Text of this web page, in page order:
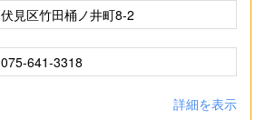
伏見区竹田桶ノ井町8-2
075-641-3318
詳細を表示